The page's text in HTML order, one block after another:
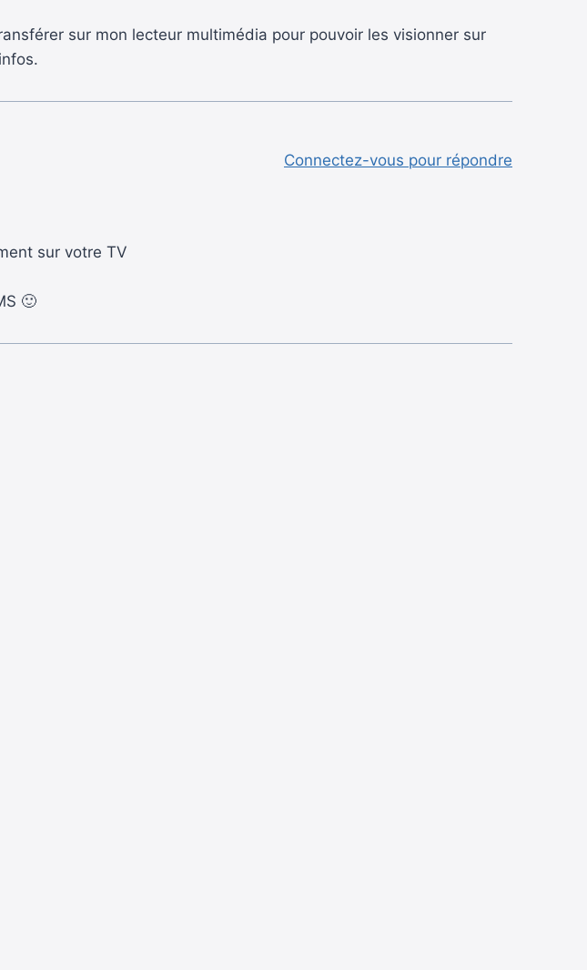
sur mon lecteur multimédia pour pouvoir les visionner sur
sur votre TV
🙂
Connectez-vous pour répondre